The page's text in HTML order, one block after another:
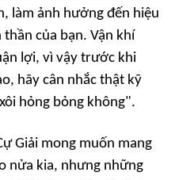
làm ảnh hưởng đến hiệu
của bạn. Vận khí
lợi, vì vậy trước khi
hãy cân nhắc thật kỹ
hỏng bỏng không".
Giải mong muốn mang
nửa kia, nhưng những